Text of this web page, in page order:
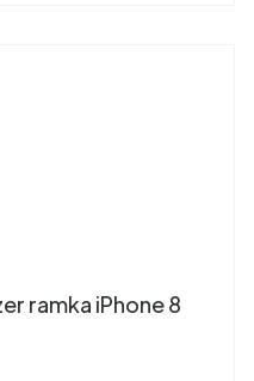
ramka iPhone 8